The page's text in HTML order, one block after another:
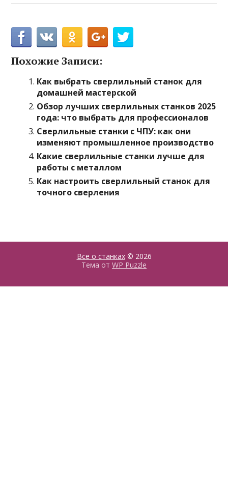
Похожие Записи:
Как выбрать сверлильный станок для
домашней мастерской
Обзор лучших сверлильных станков 2025
года: что выбрать для профессионалов
Сверлильные станки с ЧПУ: как они
изменяют промышленное производство
Какие сверлильные станки лучше для
работы с металлом
Как настроить сверлильный станок для
точного сверления
Все о станках© 2026
Тема от WP Puzzle